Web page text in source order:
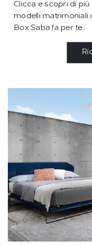
Clicca e scopri di
modelli matrimoniali
Box Saba fa per te.